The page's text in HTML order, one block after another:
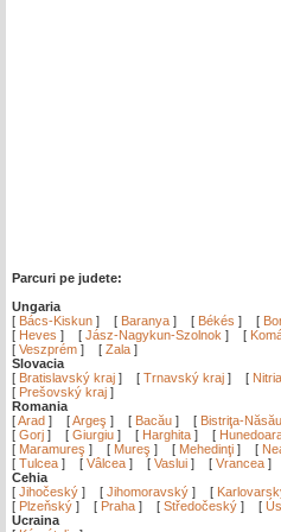
Parcuri pe judete:
Ungaria
[ Bács-Kiskun ] [ Baranya ] [ Békés ] [
[ Heves ] [ Jász-Nagykun-Szolnok ] [
[ Veszprém ] [ Zala ]
Slovacia
[ Bratislavský kraj ] [ Trnavský kraj ] [
[ Prešovský kraj ]
Romania
[Arad ] [Argeş ] [ Bacău ] [ Bistriţa-
[ Gorj ] [ Giurgiu ] [ Harghita ] [
[ Maramureş ] [ Mureş ] [ Mehedinţi ] [
[ Tulcea ] [ Vâlcea ] [ Vaslui ] [ Vrancea ]
Cehia
[ Jihočeský ] [ Jihomoravský ] [
[ Plzeňský ] [ Praha ] [ Středočeský ] [
Ucraina